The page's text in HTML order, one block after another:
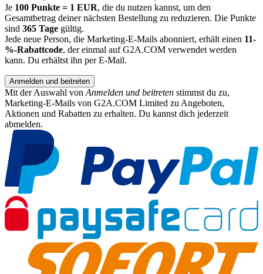
Je 100 Punkte = 1 EUR, die du nutzen kannst, um den
Gesamtbetrag deiner nächsten Bestellung zu reduzieren. Die Punkte
sind 365 Tage gültig.
Jede neue Person, die Marketing-E-Mails abonniert, erhält einen 11-
%-Rabattcode, der einmal auf G2A.COM verwendet werden
kann. Du erhältst ihn per E-Mail.
Anmelden und beitreten
Mit der Auswahl von Anmelden und beitreten stimmst du zu,
Marketing-E-Mails von G2A.COM Limited zu Angeboten,
Aktionen und Rabatten zu erhalten. Du kannst dich jederzeit
abmelden.